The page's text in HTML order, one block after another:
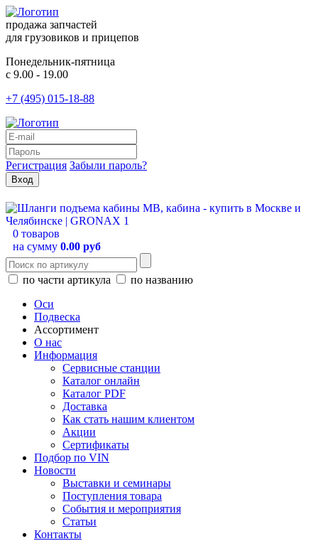
продажа запчастей
для грузовиков и прицепов
Понедельник-пятница
с 9.00 - 19.00
+7 (495) 015-18-88
Регистрация Забыли пароль?
0 товаров
на сумму 0.00 руб
по части артикула
по названию
Оси
Подвеска
Ассортимент
О нас
Информация
Сервисные станции
Каталог онлайн
Каталог PDF
Доставка
Как стать нашим клиентом
Акции
Сертификаты
Подбор по VIN
Новости
Выставки и семинары
Поступления товара
События и мероприятия
Статьи
Контакты